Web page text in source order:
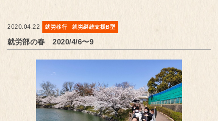
2020.04.22 就労移行 就労継続支援B型
就労部の春 2020/4/6〜9